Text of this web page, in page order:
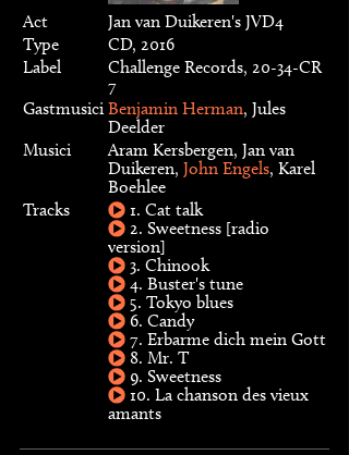
Act
Jan van Duikeren's JVD4
Type
CD, 2016
Label
Challenge Records, 20-34-CR
7
Gastmusici Benjamin Herman, Jules
Deelder
Musici
Aram Kersbergen, Jan van
Duikeren, John Engels, Karel
Boehlee
Tracks
1. Cat talk
2. Sweetness [radio
version]
3. Chinook
4. Buster's tune
5. Tokyo blues
6. Candy
7. Erbarme dich mein Gott
8. Mr. T
9. Sweetness
10. La chanson des vieux
amants